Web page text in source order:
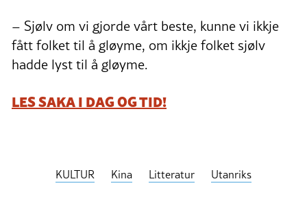
– Sjølv om vi gjorde vårt beste, kunne vi ikkje
fått folket til å gløyme, om ikkje folket sjølv
hadde lyst til å gløyme.
LES SAKA I DAG OG TID!
KULTUR Kina Litteratur Utanriks